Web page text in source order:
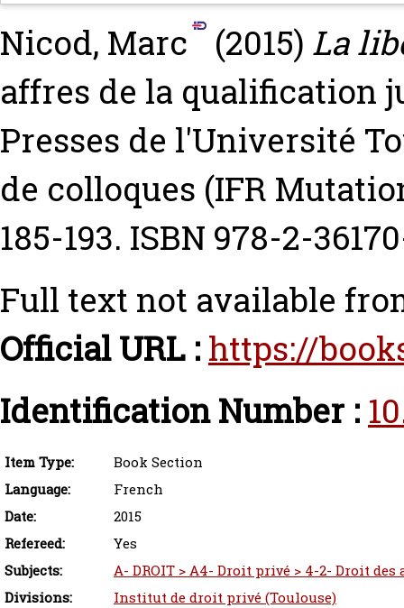
Nicod, Marc (2015) La
affres de la qualification
Presses de l'Université
de colloques (IFR
185-193. ISBN 978-2-
Full text not available
Official URL : https://
Identification Number :
Item Type:
Book Section
Language:
French
Date:
2015
Refereed:
Yes
Subjects:
A- DROIT > A4- Droit privé > 4-2- Droit
Divisions:
Institut de droit privé (Toulouse)